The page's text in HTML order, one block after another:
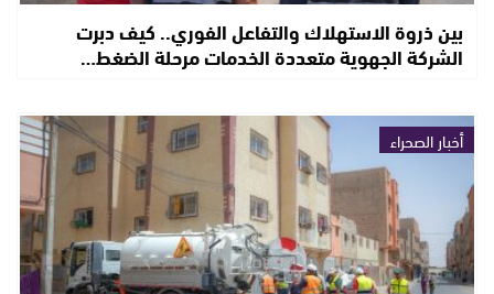
بين ذروة الاستهلاك والتفاعل الفوري.. كيف دبرت
الشركة الجهوية متعددة الخدمات مرحلة الضغط…
أخبار الصحراء